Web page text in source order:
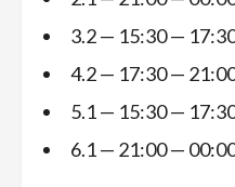
3.2 — 15:30 —
4.2 — 17:30 —
5.1 — 15:30 —
6.1 — 21:00 —